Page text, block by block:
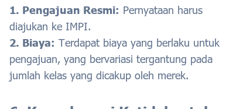
1. Pengajuan Resmi: Pernyataan harus
diajukan ke IMPI.
2. Biaya: Terdapat biaya yang berlaku untuk
pengajuan, yang bervariasi tergantung pada
jumlah kelas yang dicakup oleh merek.